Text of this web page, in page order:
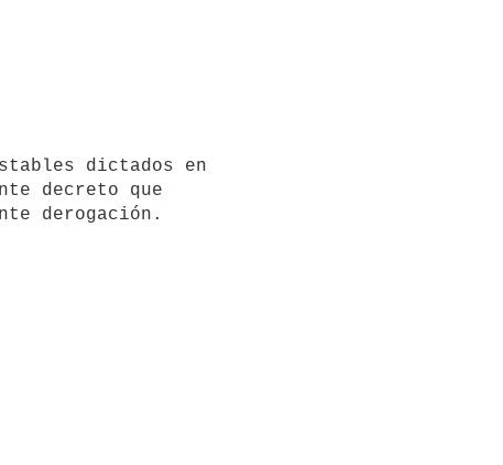
decreto que